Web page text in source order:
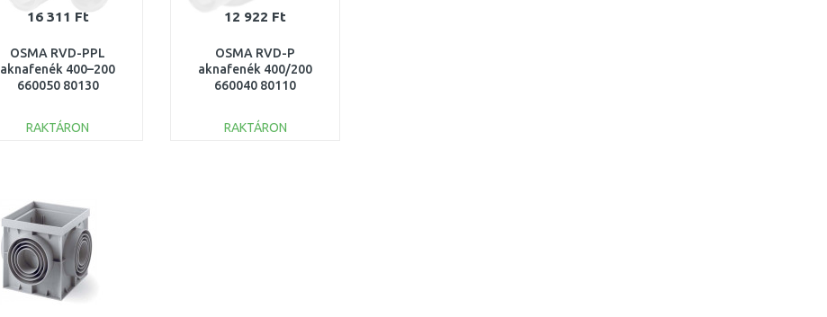
16 311 Ft
OSMA RVD-PPL
aknafenék 400–200
660050 80130
RAKTÁRON
12 922 Ft
OSMA RVD-P
aknafenék 400/200
660040 80110
RAKTÁRON